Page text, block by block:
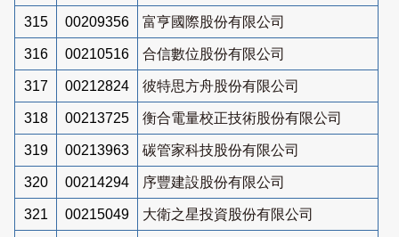
315 00209356 富亨國際股份有限公司
316 00210516 合信數位股份有限公司
317 00212824 彼特思方舟股份有限公司
318 00213725 衡合電量校正技術股份有限公司
319 00213963 碳管家科技股份有限公司
320 00214294 序豐建設股份有限公司
321 00215049 大衛之星投資股份有限公司